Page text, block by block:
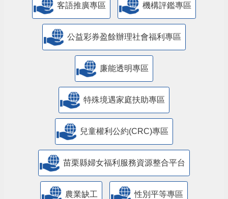
客語推廣專區 機構評鑑專區
公益彩券盈餘辦理社會福利專區
廉能透明專區
特殊境遇家庭扶助專區
兒童權利公約(CRC)專區
苗栗縣婦女福利服務資源整合平台
農業缺工 性別平等專區